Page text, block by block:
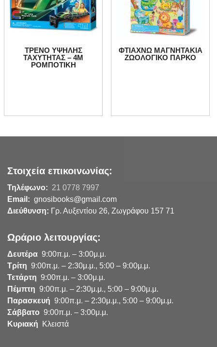
ΤΡΕΝΟ ΥΨΗΛΗΣ
ΤΑΧΥΤΗΤΑΣ – 4Μ
ΡΟΜΠΟΤΙΚΗ
ΦΤΙΑΧΝΩ ΜΑΓΝΗΤΑΚΙΑ
ΖΩΟΛΟΓΙΚΟ ΠΑΡΚΟ
Στοιχεία επικοινωνίας:
Τηλέφωνο: 21 0778 7997
Email: gnosibooks@gmail.com
Διεύθυνση: Γρ. Αυξεντίου 26, Ζωγράφου 157 71
Ωράριο λειτουργίας:
Δευτέρα 9:00π.μ. – 3:00μ.μ.
Τρίτη 9:00π.μ. – 2:30μ.μ., 5:00 – 9:00μ.μ.
Τετάρτη 9:00π.μ. – 3:00μ.μ.
Πέμπτη 9:00π.μ. – 2:30μ.μ., 5:00 – 9:00μ.μ.
Παρασκευή 9:00π.μ. – 2:30μ.μ., 5:00 – 9:00μ.μ.
Σάββατο 9:00π.μ. – 3:00μ.μ.
Κυριακή Κλειστά